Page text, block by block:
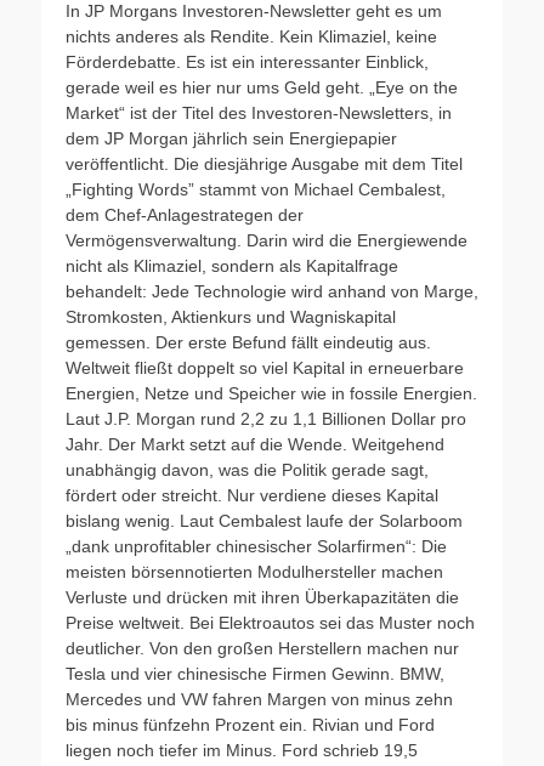
In JP Morgans Investoren-Newsletter geht es um
nichts anderes als Rendite. Kein Klimaziel, keine
Förderdebatte. Es ist ein interessanter Einblick,
gerade weil es hier nur ums Geld geht. „Eye on the
Market“ ist der Titel des Investoren-Newsletters, in
dem JP Morgan jährlich sein Energiepapier
veröffentlicht. Die diesjährige Ausgabe mit dem Titel
„Fighting Words” stammt von Michael Cembalest,
dem Chef-Anlagestrategen der
Vermögensverwaltung. Darin wird die Energiewende
nicht als Klimaziel, sondern als Kapitalfrage
behandelt: Jede Technologie wird anhand von Marge,
Stromkosten, Aktienkurs und Wagniskapital
gemessen. Der erste Befund fällt eindeutig aus.
Weltweit fließt doppelt so viel Kapital in erneuerbare
Energien, Netze und Speicher wie in fossile Energien.
Laut J.P. Morgan rund 2,2 zu 1,1 Billionen Dollar pro
Jahr. Der Markt setzt auf die Wende. Weitgehend
unabhängig davon, was die Politik gerade sagt,
fördert oder streicht. Nur verdiene dieses Kapital
bislang wenig. Laut Cembalest laufe der Solarboom
„dank unprofitabler chinesischer Solarfirmen“: Die
meisten börsennotierten Modulhersteller machen
Verluste und drücken mit ihren Überkapazitäten die
Preise weltweit. Bei Elektroautos sei das Muster noch
deutlicher. Von den großen Herstellern machen nur
Tesla und vier chinesische Firmen Gewinn. BMW,
Mercedes und VW fahren Margen von minus zehn
bis minus fünfzehn Prozent ein. Rivian und Ford
liegen noch tiefer im Minus. Ford schrieb 19,5